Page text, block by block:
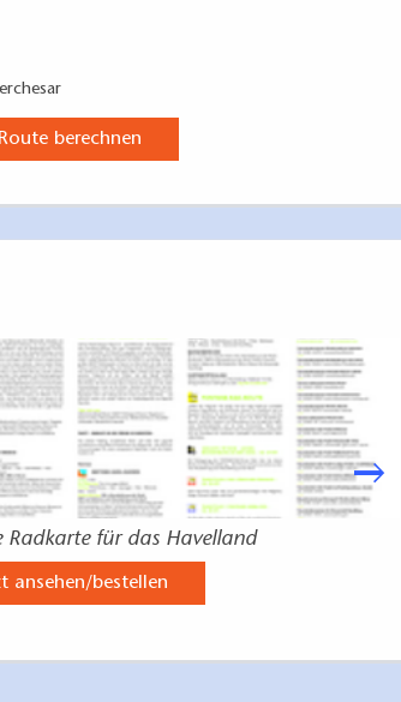
Route berechnen
Radkarte für das Havelland
ansehen/bestellen